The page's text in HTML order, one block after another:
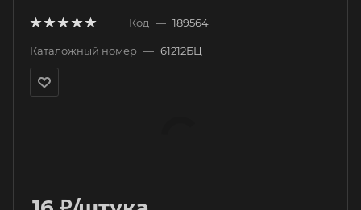
Код — 189564
Каталожный номер — 61212БЦ